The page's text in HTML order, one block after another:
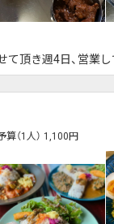
頂き週4日、営業し
算（1人） 1,100円